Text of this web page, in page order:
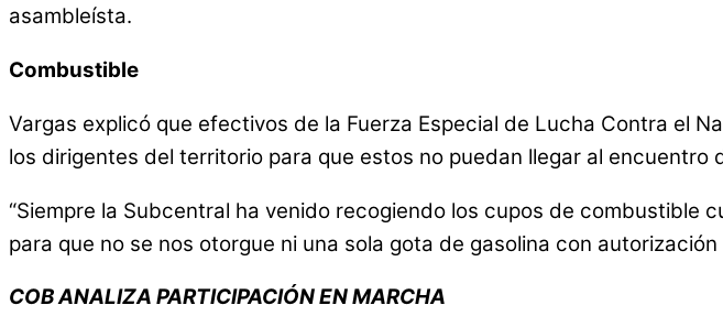
asambleísta.
Combustible
Vargas explicó que efectivos de la Fuerza Especial de Lucha Contra el
los dirigentes del territorio para que estos no puedan llegar al
“Siempre la Subcentral ha venido recogiendo los cupos de combustible
para que no se nos otorgue ni una sola gota de gasolina con
COB ANALIZA PARTICIPACIÓN EN MARCHA